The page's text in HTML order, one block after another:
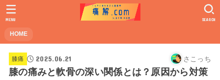
HOME
SEARCH
MENU
膝痛 2025.06.21 さこっち
膝の痛みと軟骨の深い関係とは？原因から対策